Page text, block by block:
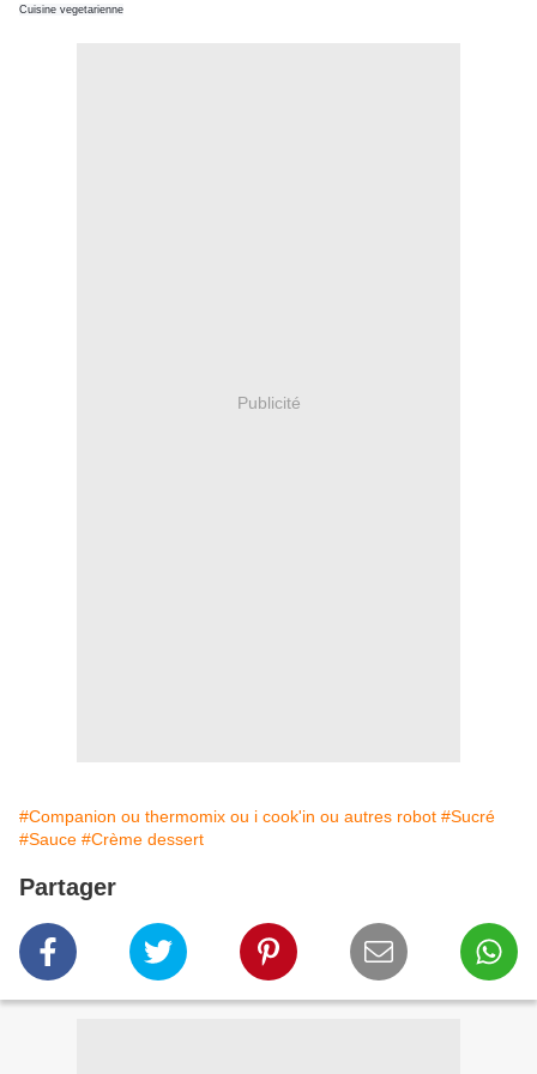
Cuisine vegetarienne
Publicité
#Companion ou thermomix ou i cook'in ou autres robot #Sucré
#Sauce #Crème dessert
Partager